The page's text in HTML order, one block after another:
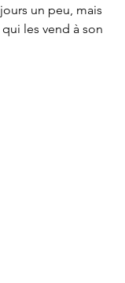
un peu, mais
les vend à son